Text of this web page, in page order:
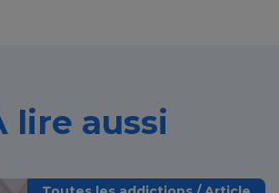
lire aussi